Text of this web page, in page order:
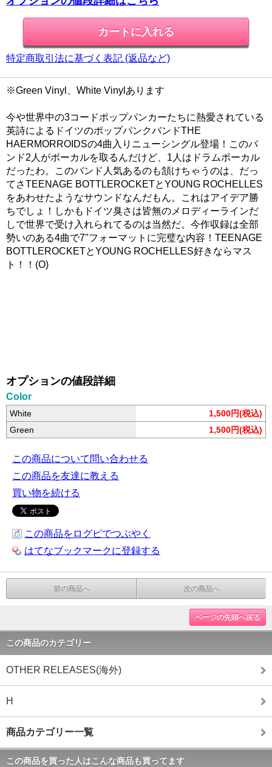
特定商取引法に基づく表記 (返品など)
※Green Vinyl、White Vinylあります
今や世界中の3コードポップパンカーたちに熱愛されている
英詩によるドイツのポップパンクバンドTHE
HAERMORROIDSの4曲入りニューシングル登場！このバ
ンド2人がボーカルを取るんだけど、1人はドラムボーカル
だったわ。このバンド人気あるのも頷けちゃうのは、だっ
てさTEENAGE BOTTLEROCKETとYOUNG ROCHELLES
をあわせたようなサウンドなんだもん。これはアイデア勝
ちでしょ！しかもドイツ臭さは皆無のメロディーラインだ
しで世界で受け入れられてるのは当然だ。今作収録は全部
勢いのある4曲で7"フォーマットに完璧な内容！TEENAGE
BOTTLEROCKETとYOUNG ROCHELLES好きならマス
ト！！(O)
オプションの値段詳細
Color
White
1,500円(税込)
Green
1,500円(税込)
この商品について問い合わせる
この商品を友達に教える
買い物を続ける
この商品をログピでつぶやく
はてなブックマークに登録する
前の商品へ 次の商品へ
ページの先頭へ戻る
この商品のカテゴリー
OTHER RELEASES(海外)
H
商品カテゴリー一覧
この商品を買った人はこんな商品も買ってます